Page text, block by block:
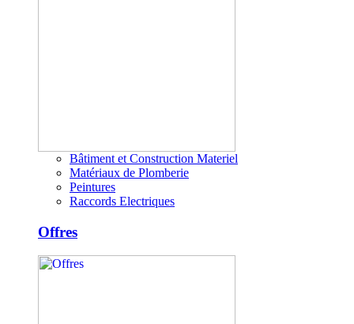
Bâtiment et Construction Materiel
Matériaux de Plomberie
Peintures
Raccords Electriques
Offres